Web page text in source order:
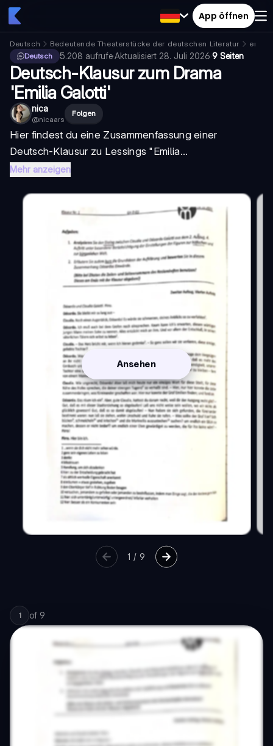
App öffnen
Deutsch Bedeutende Theaterstücke der deutschen Literatur
Deutsch
5.208 aufrufe·Aktualisiert 28. Juli 2026·9 Seiten
Deutsch-Klausur zum Drama
'Emilia Galotti'
nica
@nicaars
Folgen
Hier findest du eine Zusammenfassung einer
Deutsch-Klausur zu Lessings "Emilia...
Mehr anzeigen
Ansehen
1 /9
1 of 9